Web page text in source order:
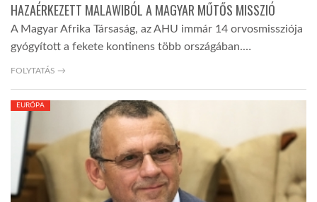
HAZAÉRKEZETT MALAWIBÓL A MAGYAR MŰTŐS MISSZIÓ
A Magyar Afrika Társaság, az AHU immár 14 orvosmissziója
gyógyított a fekete kontinens több országában.…
FOLYTATÁS →
EURÓPA